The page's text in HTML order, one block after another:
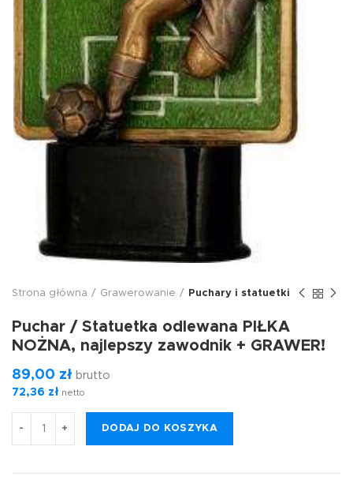
Strona główna Grawerowanie Puchary i statuetki
Puchar / Statuetka odlewana PIŁKA
NOŻNA, najlepszy zawodnik + GRAWER!
89,00 zł brutto
72,36 zł netto
DODAJ DO KOSZYKA